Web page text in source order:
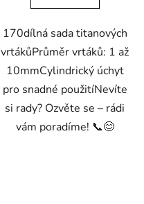
170dílná sada titanových
vrtákůPrůměr vrtáků: 1 až
10mmCylindrický úchyt
pro snadné použitíNevíte
si rady? Ozvěte se – rádi
vám poradíme! 📞😊